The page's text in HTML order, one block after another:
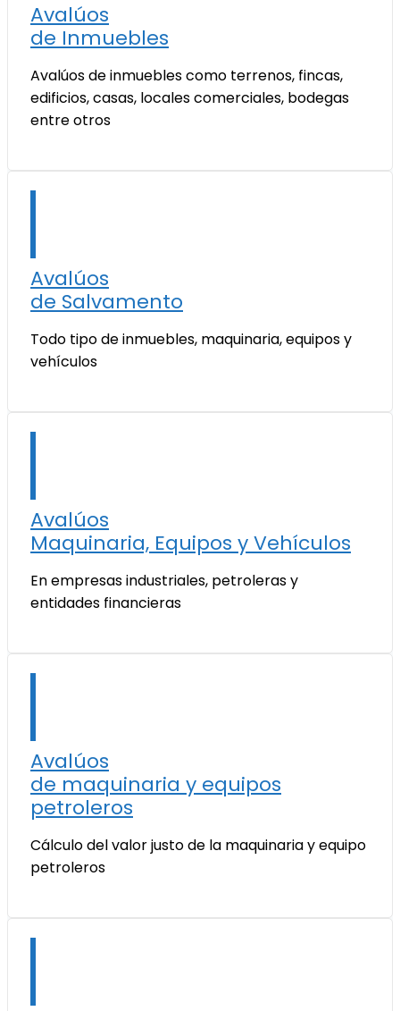
Avalúos
de Inmuebles
Avalúos de inmuebles como terrenos, fincas,
edificios, casas, locales comerciales, bodegas
entre otros
Avalúos
de Salvamento
Todo tipo de inmuebles, maquinaria, equipos y
vehículos
Avalúos
Maquinaria, Equipos y Vehículos
En empresas industriales, petroleras y
entidades financieras
Avalúos
de maquinaria y equipos
petroleros
Cálculo del valor justo de la maquinaria y equipo
petroleros